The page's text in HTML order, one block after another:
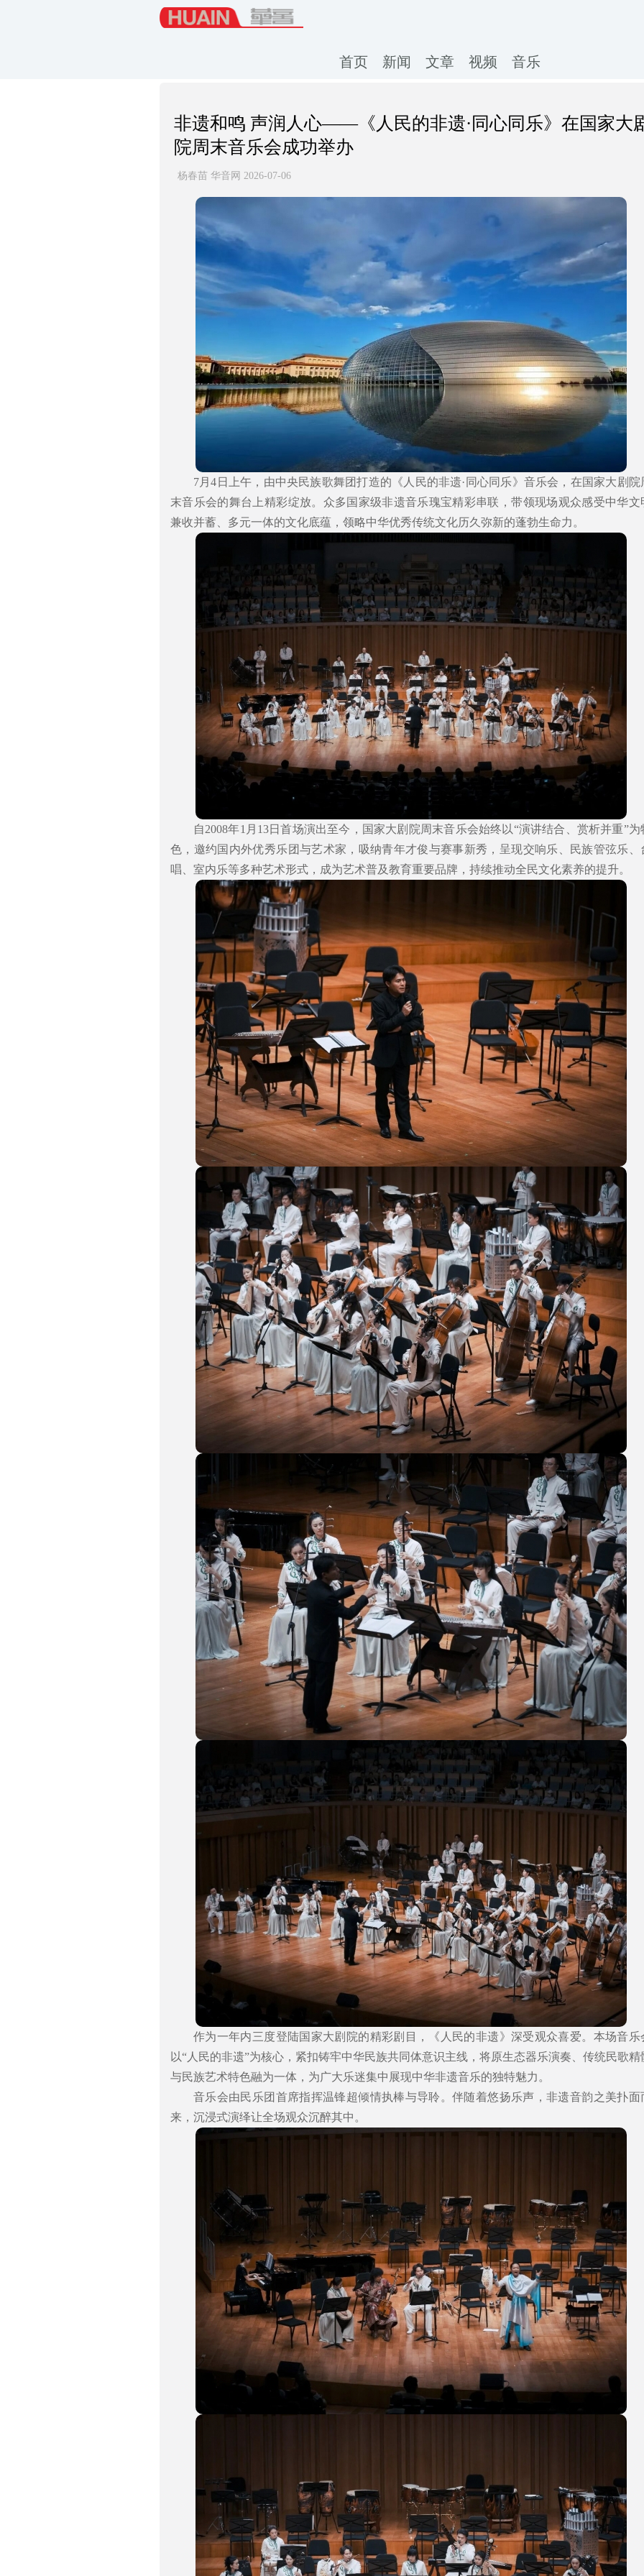
首页 新闻 文章 视频 音乐
非遗和鸣 声润人心——《人民的非遗·同心同乐》在国家大
院周末音乐会成功举办
杨春苗 华音网 2026-07-06
7月4日上午，由中央民族歌舞团打造的《人民的非遗·同心同乐》音乐会，在国家大剧院
末音乐会的舞台上精彩绽放。众多国家级非遗音乐瑰宝精彩串联，带领现场观众感受中华文
兼收并蓄、多元一体的文化底蕴，领略中华优秀传统文化历久弥新的蓬勃生命力。
自2008年1月13日首场演出至今，国家大剧院周末音乐会始终以“演讲结合、赏析并重”为
色，邀约国内外优秀乐团与艺术家，吸纳青年才俊与赛事新秀，呈现交响乐、民族管弦乐、
唱、室内乐等多种艺术形式，成为艺术普及教育重要品牌，持续推动全民文化素养的提升。
作为一年内三度登陆国家大剧院的精彩剧目，《人民的非遗》深受观众喜爱。本场音乐
以“人民的非遗”为核心，紧扣铸牢中华民族共同体意识主线，将原生态器乐演奏、传统民歌精
与民族艺术特色融为一体，为广大乐迷集中展现中华非遗音乐的独特魅力。
音乐会由民乐团首席指挥温锋超倾情执棒与导聆。伴随着悠扬乐声，非遗音韵之美扑面
来，沉浸式演绎让全场观众沉醉其中。